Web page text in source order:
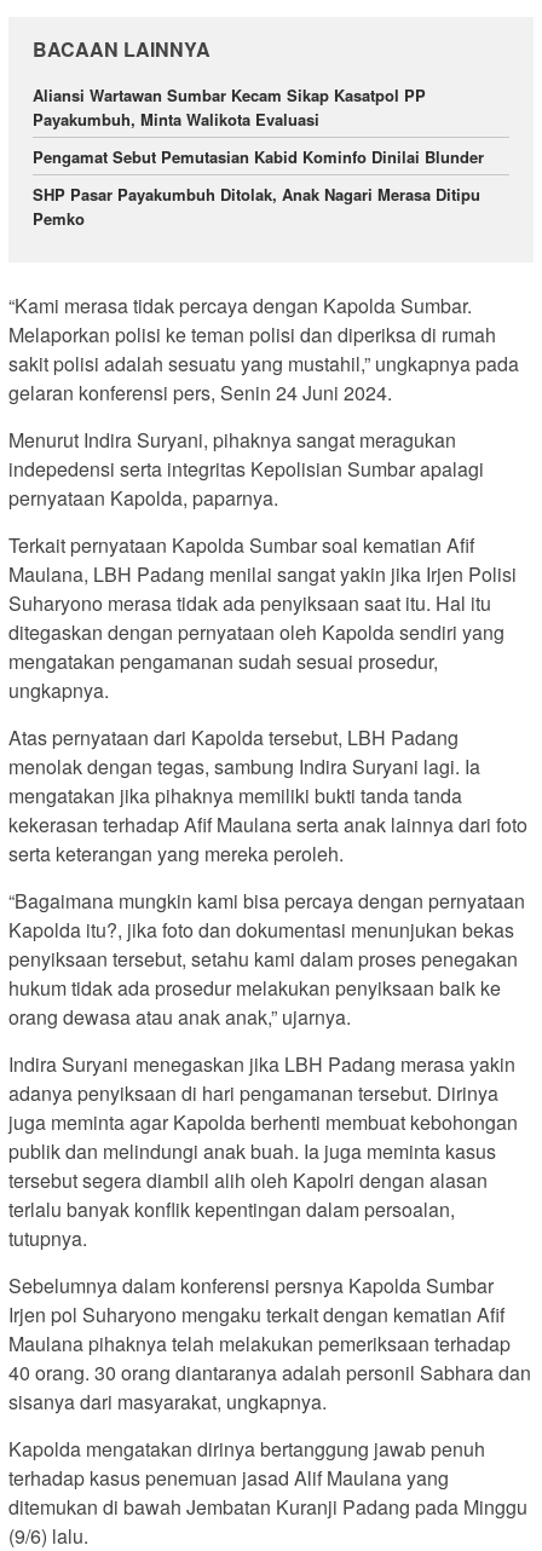
BACAAN LAINNYA
Aliansi Wartawan Sumbar Kecam Sikap Kasatpol PP
Payakumbuh, Minta Walikota Evaluasi
Pengamat Sebut Pemutasian Kabid Kominfo Dinilai Blunder
SHP Pasar Payakumbuh Ditolak, Anak Nagari Merasa Ditipu
Pemko
“Kami merasa tidak percaya dengan Kapolda Sumbar.
Melaporkan polisi ke teman polisi dan diperiksa di rumah
sakit polisi adalah sesuatu yang mustahil,” ungkapnya pada
gelaran konferensi pers, Senin 24 Juni 2024.
Menurut Indira Suryani, pihaknya sangat meragukan
indepedensi serta integritas Kepolisian Sumbar apalagi
pernyataan Kapolda, paparnya.
Terkait pernyataan Kapolda Sumbar soal kematian Afif
Maulana, LBH Padang menilai sangat yakin jika Irjen Polisi
Suharyono merasa tidak ada penyiksaan saat itu. Hal itu
ditegaskan dengan pernyataan oleh Kapolda sendiri yang
mengatakan pengamanan sudah sesuai prosedur,
ungkapnya.
Atas pernyataan dari Kapolda tersebut, LBH Padang
menolak dengan tegas, sambung Indira Suryani lagi. Ia
mengatakan jika pihaknya memiliki bukti tanda tanda
kekerasan terhadap Afif Maulana serta anak lainnya dari foto
serta keterangan yang mereka peroleh.
“Bagaimana mungkin kami bisa percaya dengan pernyataan
Kapolda itu?, jika foto dan dokumentasi menunjukan bekas
penyiksaan tersebut, setahu kami dalam proses penegakan
hukum tidak ada prosedur melakukan penyiksaan baik ke
orang dewasa atau anak anak,” ujarnya.
Indira Suryani menegaskan jika LBH Padang merasa yakin
adanya penyiksaan di hari pengamanan tersebut. Dirinya
juga meminta agar Kapolda berhenti membuat kebohongan
publik dan melindungi anak buah. Ia juga meminta kasus
tersebut segera diambil alih oleh Kapolri dengan alasan
terlalu banyak konflik kepentingan dalam persoalan,
tutupnya.
Sebelumnya dalam konferensi persnya Kapolda Sumbar
Irjen pol Suharyono mengaku terkait dengan kematian Afif
Maulana pihaknya telah melakukan pemeriksaan terhadap
40 orang. 30 orang diantaranya adalah personil Sabhara dan
sisanya dari masyarakat, ungkapnya.
Kapolda mengatakan dirinya bertanggung jawab penuh
terhadap kasus penemuan jasad Alif Maulana yang
ditemukan di bawah Jembatan Kuranji Padang pada Minggu
(9/6) lalu.